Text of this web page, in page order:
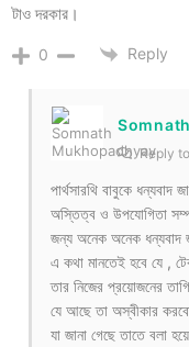
টাও দরকার।
0 Reply
Reply to
পার্থসারথি বাবুকে
অস্তিত্ব ও উপযোগিতা
জন্য অনেক অনেক ধন্যবাদ
এ কথা মানতেই হবে যে ,
তার নিজের প্রয়োজনের
যে আছে তা অস্বীকার
যা জানা গেছে তাতে বলা